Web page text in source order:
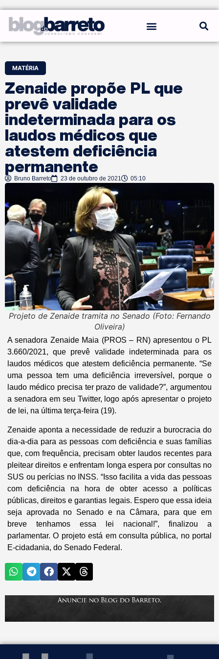
MATÉRIA
Zenaide propõe PL que
prevê validade
indeterminada para os
laudos médicos que
atestem deficiência
permanente
Bruno Barreto 23 de outubro de 2021 05:10
Projeto de Zenaide tramita no Senado (Foto: Fernando
Oliveira)
A senadora Zenaide Maia (PROS – RN) apresentou o PL
3.660/2021, que prevê validade indeterminada para os
laudos médicos que atestem deficiência permanente. “Se
uma pessoa tem uma deficiência irreversível, porque o
laudo médico precisa ter prazo de validade?”, argumentou
a senadora em seu Twitter, logo após apresentar o projeto
de lei, na última terça-feira (19).
Zenaide aponta a necessidade de reduzir a burocracia do
dia-a-dia para as pessoas com deficiência e suas famílias
que, com frequência, precisam obter laudos recentes para
pleitear direitos e enfrentam longa espera por consultas no
SUS ou perícias no INSS. “Isso facilita a vida das pessoas
com deficiência na hora de obter acesso a políticas
públicas, direitos e garantias legais. Espero que essa ideia
seja aprovada no Senado e na Câmara, para que em
breve tenhamos essa lei nacional!”, finalizou a
parlamentar. O projeto está em consulta pública, no portal
E-cidadania, do Senado Federal.